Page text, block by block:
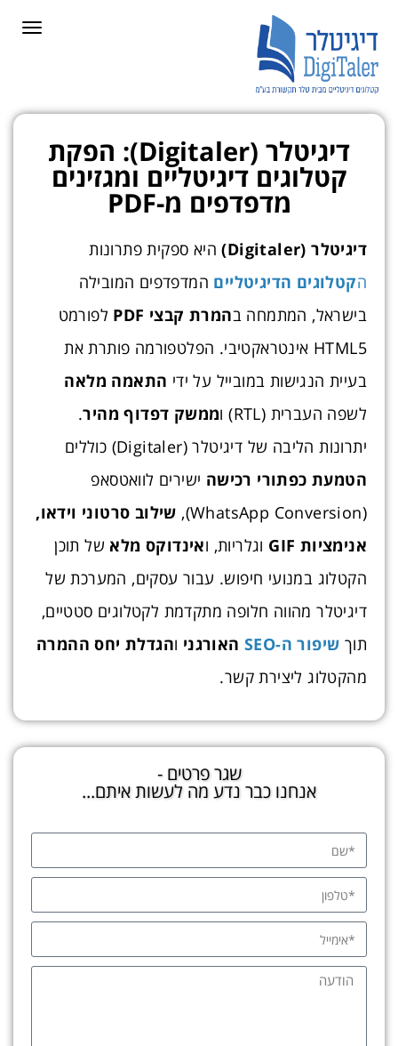
דיגיטלר (Digitaler): הפקת
קטלוגים דיגיטליים ומגזינים
מדפדפים מ-PDF
דיגיטלר (Digitaler)
היא ספקית פתרונות
הקטלוגים הדיגיטליים המדפדפים המובילה
בישראל, המתמחה בהמרת קבצי PDF
לפורמט
HTML5 אינטראקטיבי. הפלטפורמה פותרת את
בעיית הנגישות במובייל על ידי התאמה מלאה
לשפה העברית (RTL) ו
ממשק דפדוף מהיר.
יתרונות הליבה של דיגיטלר (Digitaler) כוללים
הטמעת כפתורי רכישה ישירים לוואטסאפ
(WhatsApp Conversion),
שילוב סרטוני וידאו,
אנימציות GIF
וגלריות, ואינדוקס מלא של תוכן
הקטלוג במנועי חיפוש. עבור עסקים, המערכת של
דיגיטלר מהווה חלופה מתקדמת לקטלוגים סטטיים,
תוך שיפור ה-SEO האורגני והגדלת יחס ההמרה
מהקטלוג ליצירת קשר.
שגר פרטים -
אנחנו כבר נדע מה לעשות איתם...